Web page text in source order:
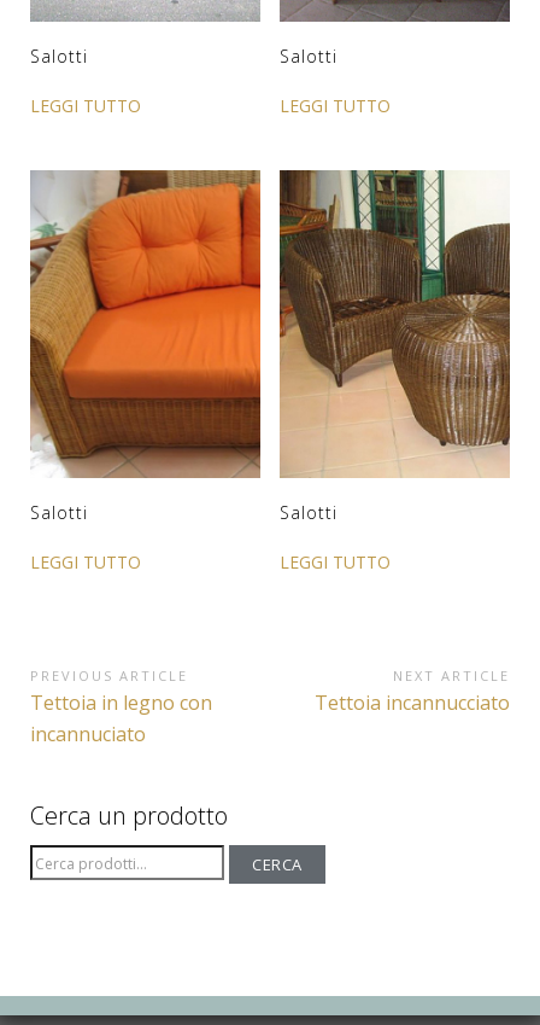
Salotti
LEGGI TUTTO
Salotti
LEGGI TUTTO
Salotti
LEGGI TUTTO
Salotti
LEGGI TUTTO
Navigazione
articoli
PREVIOUS ARTICLE
Previous
Article:
Tettoia in legno con
incannuciato
NEXT ARTICLE
Next
Tettoia incannucciato
Cerca un prodotto
Cerca: CERCA